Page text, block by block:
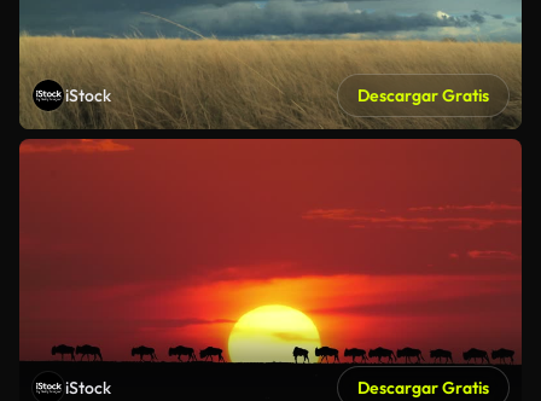
iStock Descargar Gratis
iStock Descargar Gratis